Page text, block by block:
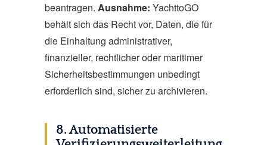
beantragen. Ausnahme: YachttoGO
behält sich das Recht vor, Daten, die für
die Einhaltung administrativer,
finanzieller, rechtlicher oder maritimer
Sicherheitsbestimmungen unbedingt
erforderlich sind, sicher zu archivieren.
8. Automatisierte